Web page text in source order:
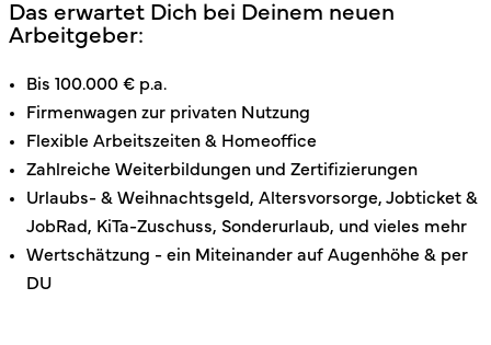
Das erwartet Dich bei Deinem neuen
Arbeitgeber:
Bis 100.000 € p.a.
Firmenwagen zur privaten Nutzung
Flexible Arbeitszeiten & Homeoffice
Zahlreiche Weiterbildungen und Zertifizierungen
Urlaubs- & Weihnachtsgeld, Altersvorsorge, Jobticket &
JobRad, KiTa-Zuschuss, Sonderurlaub, und vieles mehr
Wertschätzung - ein Miteinander auf Augenhöhe & per
DU